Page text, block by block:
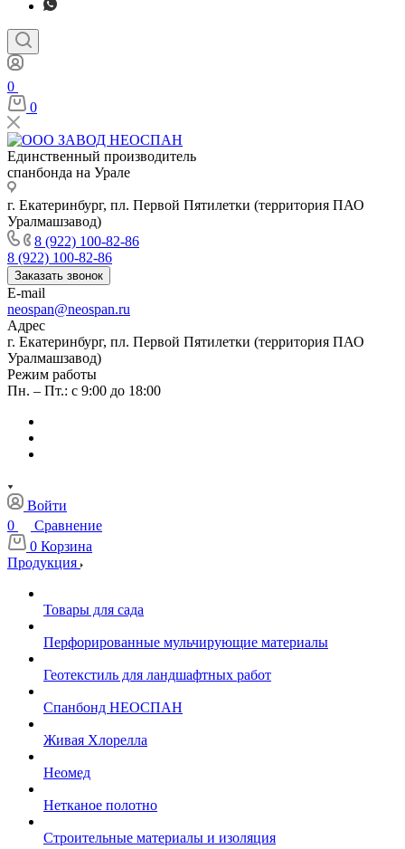
0
0
Единственный производитель
спанбонда на Урале
г. Екатеринбург, пл. Первой Пятилетки (территория ПАО
Уралмашзавод)
8 (922) 100-82-86
8 (922) 100-82-86
Заказать звонок
E-mail
neospan@neospan.ru
Адрес
г. Екатеринбург, пл. Первой Пятилетки (территория ПАО
Уралмашзавод)
Режим работы
Пн. – Пт.: с 9:00 до 18:00
Войти
0
Сравнение
0 Корзина
Продукция
Товары для сада
Перфорированные мульчирующие материалы
Геотекстиль для ландшафтных работ
Спанбонд НЕОСПАН
Живая Хлорелла
Нeомед
Нетканое полотно
Строительные материалы и изоляция